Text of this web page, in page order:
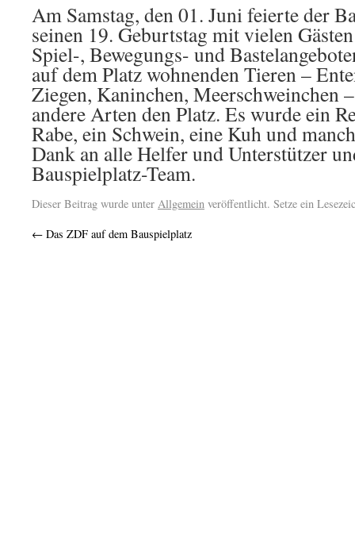
Am Samstag, den 01. Juni feierte der
seinen 19. Geburtstag mit vielen
Spiel-, Bewegungs- und
auf dem Platz wohnenden Tieren –
Ziegen, Kaninchen, Meerschweinchen
andere Arten den Platz. Es wurde ein
Rabe, ein Schwein, eine Kuh und
Dank an alle Helfer und Unterstützer
Bauspielplatz-Team.
Dieser Beitrag wurde unter Allgemein veröffentlicht. Setze ein
← Das ZDF auf dem Bauspielplatz